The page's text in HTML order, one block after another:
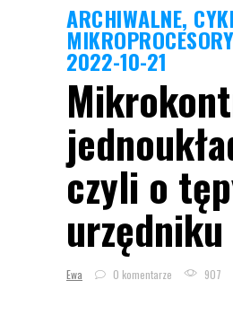
ARCHIWALNE,
MIKROPROCESORY
2022-10-21
czyli o
urzędniku
Ewa 0 komentarze 907